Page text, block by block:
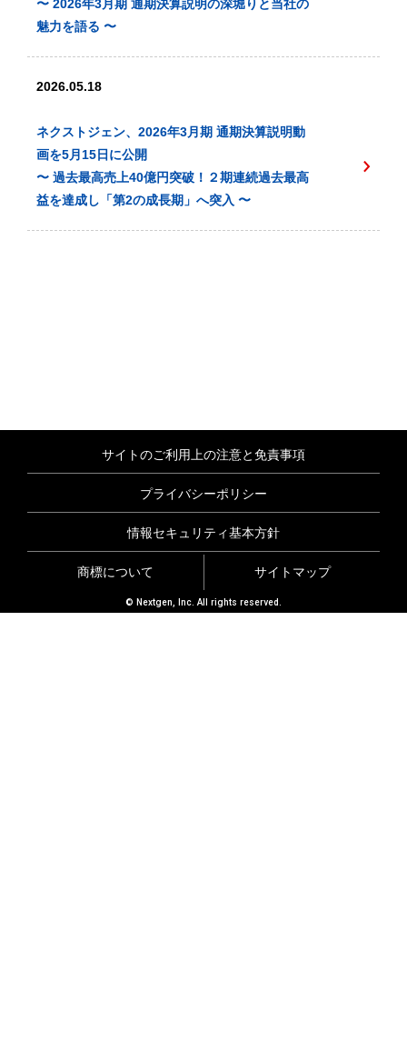
〜 2026年3月期 通期決算説明の深堀りと当社の
魅力を語る 〜
2026.05.18
ネクストジェン、2026年3月期 通期決算説明動
画を5月15日に公開
〜 過去最高売上40億円突破！２期連続過去最高
益を達成し「第2の成長期」へ突入 〜
サイトのご利用上の注意と免責事項
プライバシーポリシー
情報セキュリティ基本方針
商標について サイトマップ
© Nextgen, Inc. All rights reserved.